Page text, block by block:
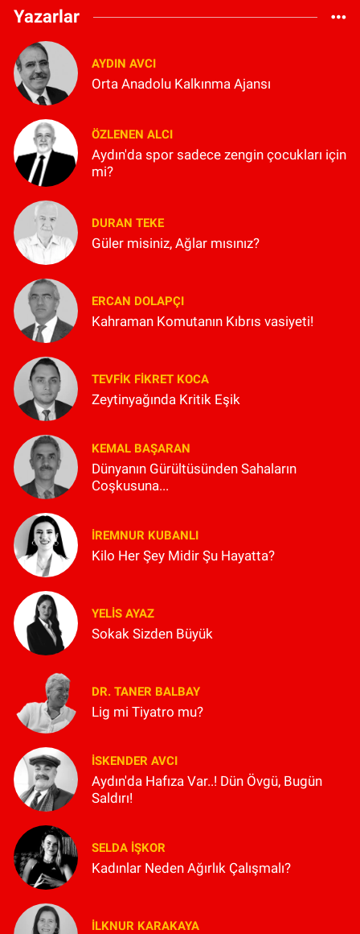
Yazarlar
AYDIN AVCI
Orta Anadolu Kalkınma Ajansı
ÖZLENEN ALCI
Aydın'da spor sadece zengin çocukları için
mi?
DURAN TEKE
Güler misiniz, Ağlar mısınız?
ERCAN DOLAPÇI
Kahraman Komutanın Kıbrıs vasiyeti!
TEVFIK FIKRET KOCA
Zeytinyağında Kritik Eşik
KEMAL BAŞARAN
Dünyanın Gürültüsünden Sahaların
Coşkusuna...
İREMNUR KUBANLI
Kilo Her Şey Midir Şu Hayatta?
YELIS AYAZ
Sokak Sizden Büyük
DR. TANER BALBAY
Lig mi Tiyatro mu?
İSKENDER AVCI
Aydın'da Hafıza Var..! Dün Övgü, Bugün
Saldırı!
SELDA İŞKOR
Kadınlar Neden Ağırlık Çalışmalı?
İLKNUR KARAKAYA